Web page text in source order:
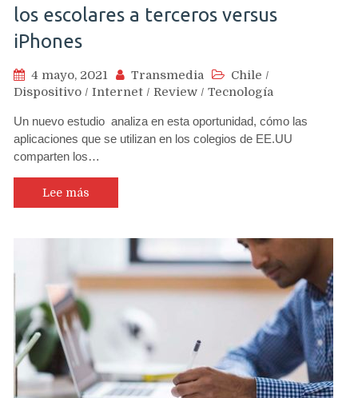
los escolares a terceros versus
iPhones
4 mayo, 2021 Transmedia Chile /
Dispositivo / Internet / Review / Tecnología
Un nuevo estudio analiza en esta oportunidad, cómo las
aplicaciones que se utilizan en los colegios de EE.UU
comparten los…
Lee más